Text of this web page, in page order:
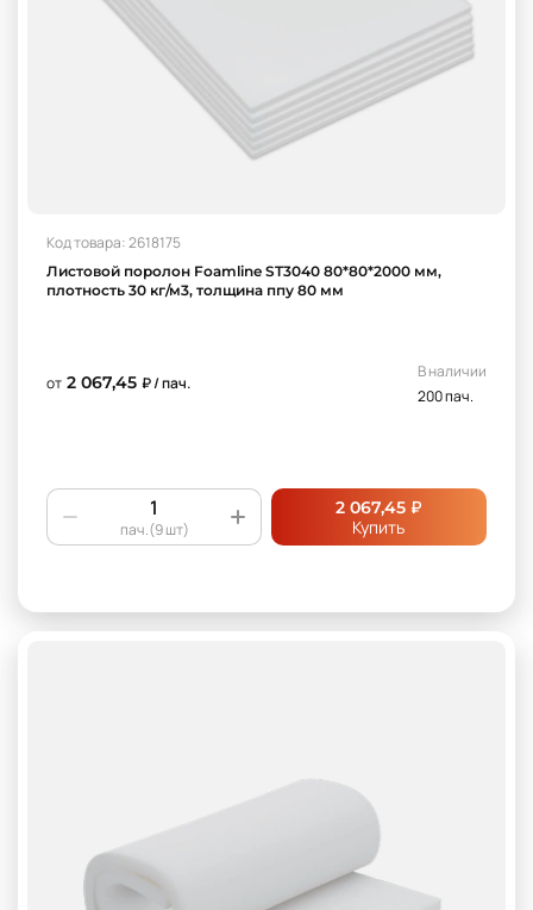
Код товара: 2618175
Листовой поролон Foamline ST3040 80*80*2000 мм,
плотность 30 кг/м3, толщина ппу 80 мм
от 2 067,45 ₽ / пач.
В наличии
200 пач.
пач.(9 шт)
2 067,45 ₽
Купить